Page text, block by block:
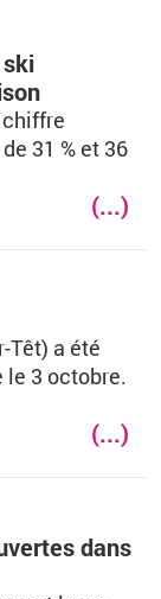
31 % et 36
(...)
Têt) a été
3 octobre.
(...)
dans